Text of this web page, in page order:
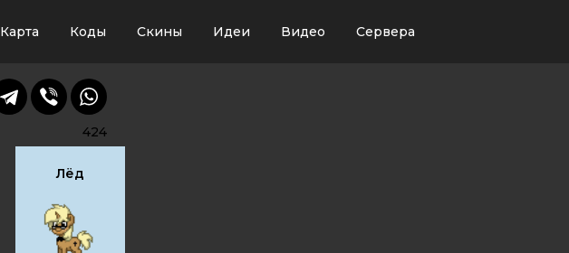
Карта Коды Скины Идеи Видео Сервера
424
Лёд